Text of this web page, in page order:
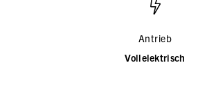
Antrieb
Vollelektrisch